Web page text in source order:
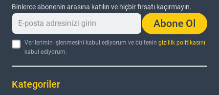
Binlerce abonenin arasına katılın ve hiçbir fırsatı kaçırmayın.
Abone Ol
Verilerimin işlenmesini kabul ediyorum ve bülteningizlilik politikasını
kabul ediyorum.
Kategoriler